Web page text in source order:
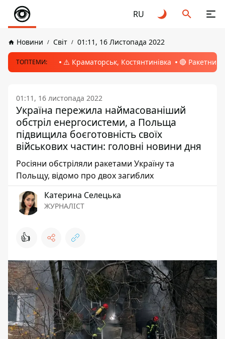
RU
Новини Світ 01:11, 16 Листопада 2022
ТОПТЕМИ: ⚠️ Краматорськ, Костянтинівка 🔴 Ракетний
01:11, 16 листопада 2022
Україна пережила наймасованіший
обстріл енергосистеми, а Польща
підвищила боєготовність своїх
військових частин: головні новини дня
Росіяни обстріляли ракетами Україну та
Польщу, відомо про двох загиблих
Катерина Селецька
ЖУРНАЛІСТ
👍